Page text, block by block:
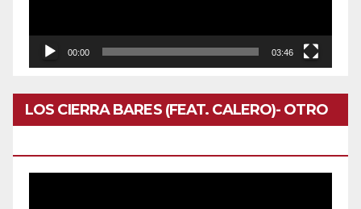
00:00 03:46
LOS CIERRA BARES (FEAT. CALERO)- OTRO